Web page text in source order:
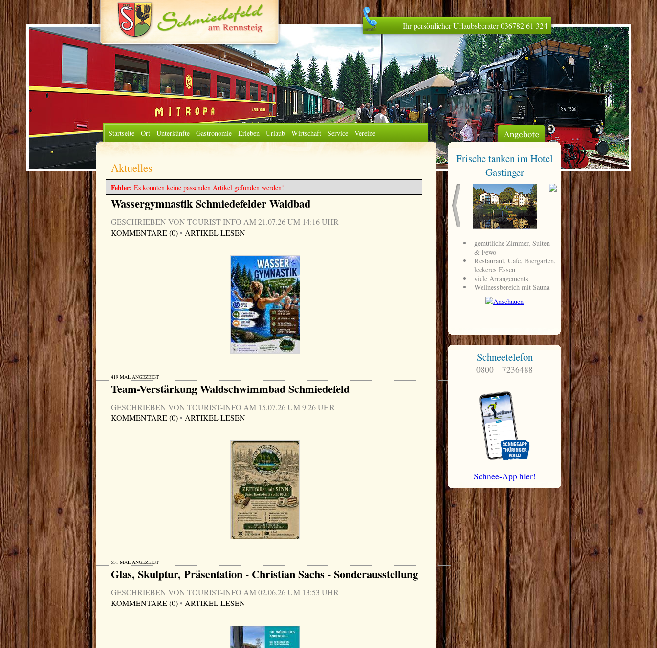
Ihr persönlicher Urlaubsberater 036782 61 324
Startseite Ort Unterkünfte Gastronomie Erleben Urlaub Wirtschaft Service Vereine
Aktuelles
Fehler: Es konnten keine passenden Artikel gefunden werden!
Wassergymnastik Schmiedefelder Waldbad
GESCHRIEBEN VON TOURIST-INFO AM 21.07.26 UM 14:16 UHR
KOMMENTARE (0)• ARTIKEL LESEN
419 MAL ANGEZEIGT
Team-Verstärkung Waldschwimmbad Schmiedefeld
GESCHRIEBEN VON TOURIST-INFO AM 15.07.26 UM 9:26 UHR
KOMMENTARE (0)• ARTIKEL LESEN
531 MAL ANGEZEIGT
Glas, Skulptur, Präsentation - Christian Sachs - Sonderausstellung
GESCHRIEBEN VON TOURIST-INFO AM 02.06.26 UM 13:53 UHR
KOMMENTARE (0)• ARTIKEL LESEN
Schneetelefon
0800 – 7236488
Schnee-App hier!